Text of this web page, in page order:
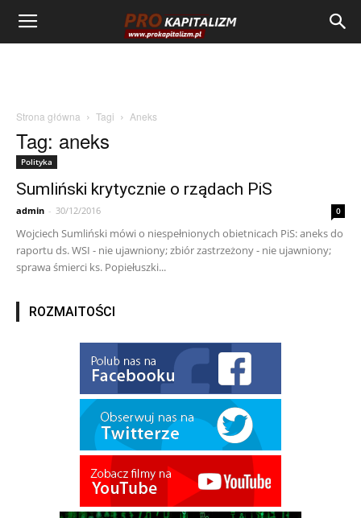
Strona główna Tagi Aneks
Tag: aneks
Polityka
Sumliński krytycznie o rządach PiS
admin - 30/12/2016 0
Wojciech Sumliński mówi o niespełnionych obietnicach PiS: aneks do
raportu ds. WSI - nie ujawniony; zbiór zastrzeżony - nie ujawniony;
sprawa śmierci ks. Popiełuszki...
ROZMAITOŚCI